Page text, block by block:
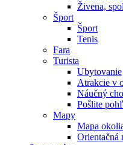
Živena,
Šport
Šport
Tenis
Fara
Turista
Ubytovanie
Atrakcie v
Náučný
Pošlite
Mapy
Mapa
Orientačná